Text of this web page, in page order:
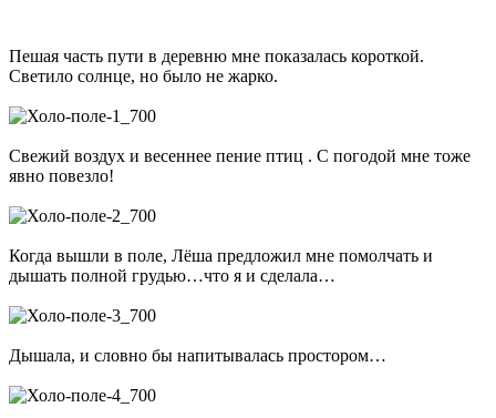
Пешая часть пути в деревню мне показалась короткой.
Светило солнце, но было не жарко.
Свежий воздух и весеннее пение птиц . С погодой мне тоже
явно повезло!
Когда вышли в поле, Лёша предложил мне помолчать и
дышать полной грудью…что я и сделала…
Дышала, и словно бы напитывалась простором…